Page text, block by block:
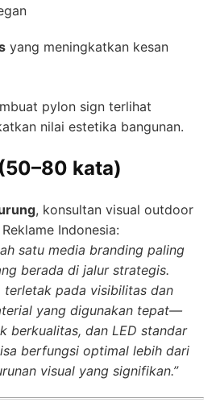
yang meningkatkan kesan
pylon sign terlihat
nilai estetika bangunan.
kata)
, konsultan visual outdoor
Indonesia:
satu media branding paling
berada di jalur strategis.
terletak pada visibilitas dan
yang digunakan tepat—
berkualitas, dan LED standar
berfungsi optimal lebih dari
visual yang signifikan.”